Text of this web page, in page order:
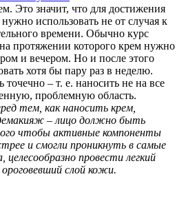
Это значит, что для достижения
нужно использовать не от случая к
времени. Обычно курс
протяжении которого крем нужно
и вечером. Но и после этого
хотя бы пару раз в неделю.
точечно – т. е. наносить не на все
проблемную область.
тем, как наносить крем,
– лицо должно быть
чтобы активные компоненты
и смогли проникнуть в самые
целесообразно провести легкий
слой кожи.